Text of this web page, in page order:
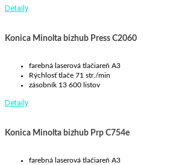
Detaily
Konica Minolta bizhub Press C2060
farebná laserová tlačiareň A3
Rýchlosť tlače 71 str./min
zásobník 13 600 listov
Detaily
Konica Minolta bizhub Prp C754e
farebná laserová tlačiareň A3